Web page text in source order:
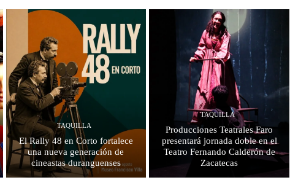
TAQUILLA
El Rally 48 en Corto fortalece
una nueva generación de
cineastas duranguenses
TAQUILLA
Producciones Teatrales Faro
presentará jornada doble en el
Teatro Fernando Calderón de
Zacatecas